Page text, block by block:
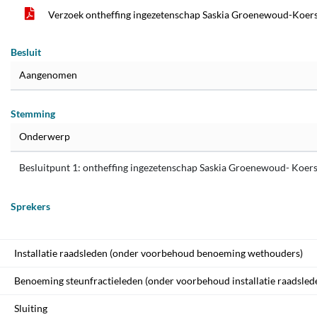
Verzoek ontheffing ingezetenschap Saskia Groenewoud-
Besluit
Aangenomen
Stemming
Onderwerp
Besluitpunt 1: ontheffing ingezetenschap Saskia Groenewoud- Koers
Sprekers
Installatie raadsleden (onder voorbehoud benoeming wethouders)
Benoeming steunfractieleden (onder voorbehoud installatie
Sluiting